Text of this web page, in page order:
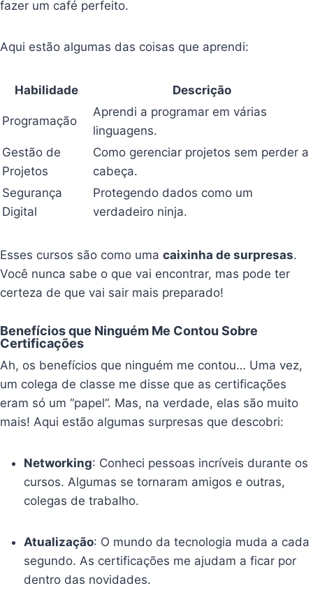
fazer um café perfeito.
Aqui estão algumas das coisas que aprendi:
Habilidade Descrição
Programação
Aprendi a programar em várias
linguagens.
Gestão de
Projetos
Como gerenciar projetos sem perder a
cabeça.
Segurança
Digital
Protegendo dados como um
verdadeiro ninja.
Esses cursos são como umacaixinha de surpresas.
Você nunca sabe o que vai encontrar, mas pode ter
certeza de que vai sair mais preparado!
Benefícios que Ninguém Me Contou Sobre
Certificações
Ah, os benefícios que ninguém me contou… Uma vez,
um colega de classe me disse que as certificações
eram só um “papel”. Mas, na verdade, elas são muito
mais! Aqui estão algumas surpresas que descobri:
Networking: Conheci pessoas incríveis durante os
cursos. Algumas se tornaram amigos e outras,
colegas de trabalho.
Atualização: O mundo da tecnologia muda a cada
segundo. As certificações me ajudam a ficar por
dentro das novidades.